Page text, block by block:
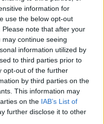
information for
use the below opt-out
note that after your
continue seeing
information utilized by
to third parties prior to
opt-out of the further
by third parties on the
This information may
on the IAB’s List of
further disclose it to other
americano e di due Sten
affioravano dai resti di una
ridotte a ferraglia.
e gli altri due si
con gli sguardi.
palpebre e con un cenno
e ai bicchieri facendo
spiegazione sarebbe stata